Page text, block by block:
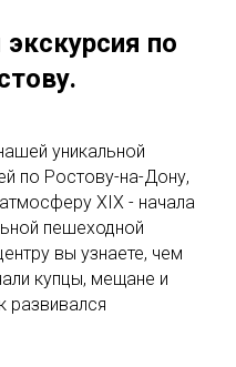
по
уникальной
по Ростову-на-Дону,
XIX - начала
пешеходной
вы узнаете, чем
купцы, мещане и
развивался